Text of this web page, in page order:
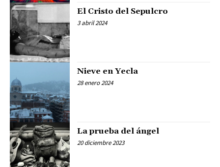
El Cristo del Sepulcro
3 abril 2024
Nieve en Yecla
28 enero 2024
La prueba del ángel
20 diciembre 2023